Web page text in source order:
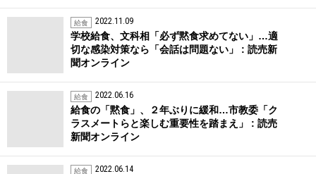
給食 2022.11.09
学校給食、文科相「必ず黙食求めてない」…適
切な感染対策なら「会話は問題ない」 : 読売新
聞オンライン
給食 2022.06.16
給食の「黙食」、２年ぶりに緩和…市教委「ク
ラスメートらと楽しむ重要性を踏まえ」 : 読売
新聞オンライン
給食 2022.06.14